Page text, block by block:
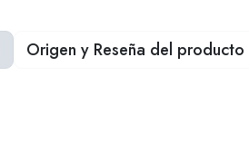
Origen y Reseña del producto